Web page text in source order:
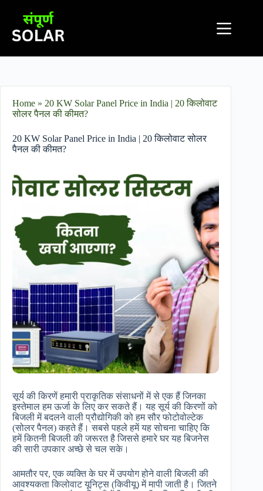
Home » 20 KW Solar Panel Price in India | 20 किलोवाट
सोलर पैनल की कीमत?
20 KW Solar Panel Price in India | 20 किलोवाट सोलर
पैनल की कीमत?
सूर्य की किरणें हमारी प्राकृतिक संसाधनों में से एक हैं जिनका
इस्तेमाल हम ऊर्जा के लिए कर सकते हैं। यह सूर्य की किरणों को
बिजली में बदलने वाली प्रौद्योगिकी को हम सौर फोटोवोल्टेक
(सोलर पैनल) कहते हैं। सबसे पहले हमें यह सोचना चाहिए कि
हमें कितनी बिजली की जरूरत है जिससे हमारे घर यह बिजनेस
की सारी उपकार अच्छे से चल सके।
आमतौर पर, एक व्यक्ति के घर में उपयोग होने वाली बिजली की
आवश्यकता किलोवाट यूनिट्स (किवीयू) में मापी जाती है। जितने